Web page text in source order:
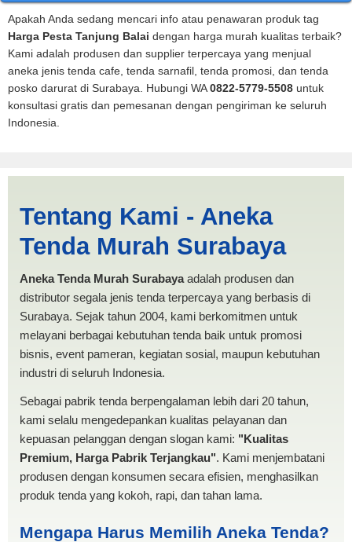
Apakah Anda sedang mencari info atau penawaran produk tag
Harga Pesta Tanjung Balai dengan harga murah kualitas terbaik?
Kami adalah produsen dan supplier terpercaya yang menjual
aneka jenis tenda cafe, tenda sarnafil, tenda promosi, dan tenda
posko darurat di Surabaya. Hubungi WA0822-5779-5508 untuk
konsultasi gratis dan pemesanan dengan pengiriman ke seluruh
Indonesia.
PRODUKSI ANEKA TENDA
MURAH
Tentang Kami - Aneka
Tenda Murah Surabaya
Aneka Tenda Murah Surabayaadalah produsen dan
distributor segala jenis tenda terpercaya yang berbasis di
Surabaya. Sejak tahun 2004, kami berkomitmen untuk
melayani berbagai kebutuhan tenda baik untuk promosi
bisnis, event pameran, kegiatan sosial, maupun kebutuhan
industri di seluruh Indonesia.
Sebagai pabrik tenda berpengalaman lebih dari 20 tahun,
kami selalu mengedepankan kualitas pelayanan dan
kepuasan pelanggan dengan slogan kami: "Kualitas
Premium, Harga Pabrik Terjangkau". Kami menjembatani
produsen dengan konsumen secara efisien, menghasilkan
produk tenda yang kokoh, rapi, dan tahan lama.
Mengapa Harus Memilih Aneka Tenda?